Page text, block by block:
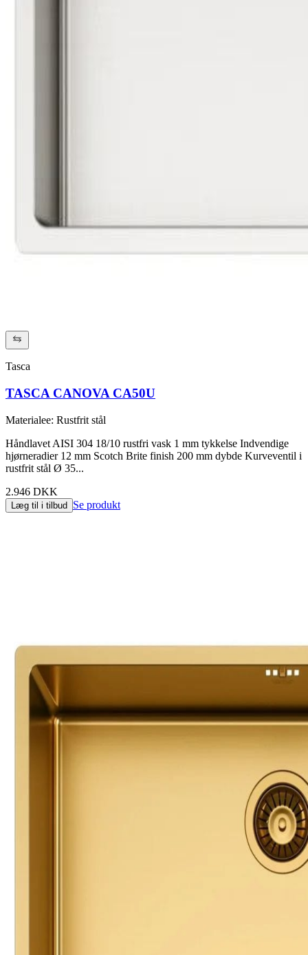
Tasca
TASCA CANOVA CA50U
Materialee: Rustfrit stål
Håndlavet AISI 304 18/10 rustfri vask 1 mm tykkelse Indvendige
hjørneradier 12 mm Scotch Brite finish 200 mm dybde Kurveventil i
rustfrit stål Ø 35...
2.946 DKK
Læg til i tilbud Se produkt